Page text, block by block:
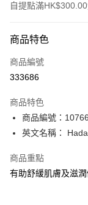
自提點滿
信用卡
Apple Pay
PayMe
WeChat Pay
BoC Pay
商品特色
商品編號
333686
商品特色
商品編號：
英文名稱：
商品重點
有助舒緩肌膚及滋